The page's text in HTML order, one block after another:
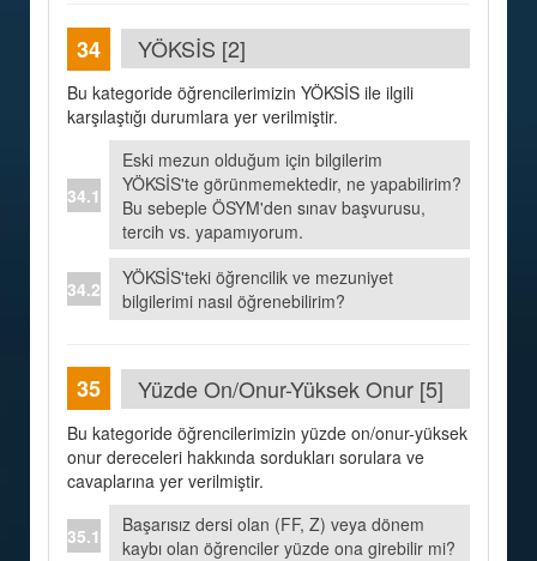
YÖKSİS [2]
Bu kategoride öğrencilerimizin YÖKSİS ile ilgili
karşılaştığı durumlara yer verilmiştir.
Eski mezun olduğum için bilgilerim
YÖKSİS'te görünmemektedir, ne yapabilirim?
Bu sebeple ÖSYM'den sınav başvurusu,
tercih vs. yapamıyorum.
YÖKSİS'teki öğrencilik ve mezuniyet
bilgilerimi nasıl öğrenebilirim?
Yüzde On/Onur-Yüksek Onur [5]
Bu kategoride öğrencilerimizin yüzde on/onur-yüksek
onur dereceleri hakkında sordukları sorulara ve
cavaplarına yer verilmiştir.
Başarısız dersi olan (FF, Z) veya dönem
kaybı olan öğrenciler yüzde ona girebilir mi?